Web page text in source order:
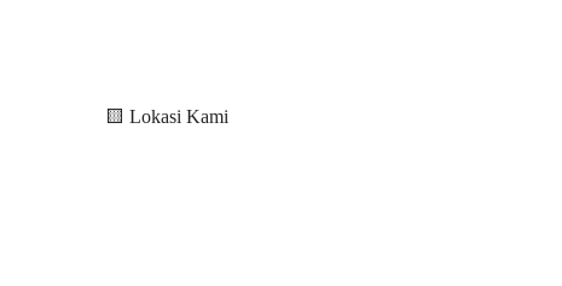
🟨 Lokasi Kami